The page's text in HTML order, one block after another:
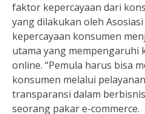
faktor kepercayaan dari
yang dilakukan oleh
kepercayaan konsumen
utama yang mempengaruhi
online. “Pemula harus bisa
konsumen melalui
transparansi dalam
seorang pakar e-commerce.